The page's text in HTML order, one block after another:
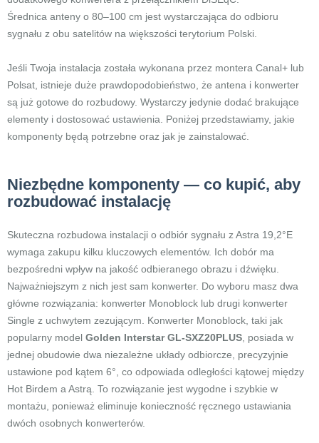
Średnica anteny o 80–100 cm jest wystarczająca do odbioru
sygnału z obu satelitów na większości terytorium Polski.
Jeśli Twoja instalacja została wykonana przez montera Canal+ lub
Polsat, istnieje duże prawdopodobieństwo, że antena i konwerter
są już gotowe do rozbudowy. Wystarczy jedynie dodać brakujące
elementy i dostosować ustawienia. Poniżej przedstawiamy, jakie
komponenty będą potrzebne oraz jak je zainstalować.
Niezbędne komponenty — co kupić, aby
rozbudować instalację
Skuteczna rozbudowa instalacji o odbiór sygnału z Astra 19,2°E
wymaga zakupu kilku kluczowych elementów. Ich dobór ma
bezpośredni wpływ na jakość odbieranego obrazu i dźwięku.
Najważniejszym z nich jest sam konwerter. Do wyboru masz dwa
główne rozwiązania: konwerter Monoblock lub drugi konwerter
Single z uchwytem zezującym. Konwerter Monoblock, taki jak
popularny model Golden Interstar GL-SXZ20PLUS , posiada w
jednej obudowie dwa niezależne układy odbiorcze, precyzyjnie
ustawione pod kątem 6°, co odpowiada odległości kątowej między
Hot Birdem a Astrą. To rozwiązanie jest wygodne i szybkie w
montażu, ponieważ eliminuje konieczność ręcznego ustawiania
dwóch osobnych konwerterów.